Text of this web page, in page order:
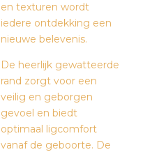
en texturen wordt
iedere ontdekking een
nieuwe belevenis.
De heerlijk gewatteerde
rand zorgt voor een
veilig en geborgen
gevoel en biedt
optimaal ligcomfort
vanaf de geboorte. De